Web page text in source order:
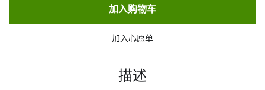
加入购物车
加入心愿单
描述